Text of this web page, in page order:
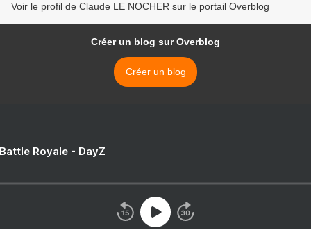
Voir le profil de Claude LE NOCHER sur le portail Overblog
Créer un blog sur Overblog
Créer un blog
Royale - DayZ